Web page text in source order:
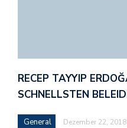
RECEP TAYYIP
SCHNELLSTEN
General Dezember 22, 2018